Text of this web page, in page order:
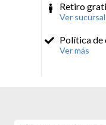
Retiro
Ver
Política de
Ver más